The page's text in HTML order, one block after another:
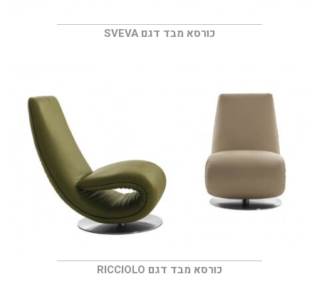
כורסא מבד דגם SVEVA
כורסא מבד דגם RICCIOLO